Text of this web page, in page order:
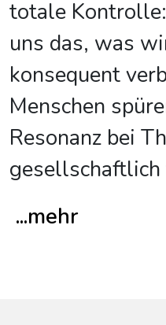
totale
uns das, was
konsequent
Menschen
Resonanz bei
...mehr